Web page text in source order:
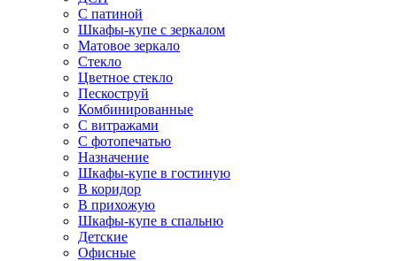
С патиной
Шкафы-купе с зеркалом
Матовое зеркало
Стекло
Цветное стекло
Пескоструй
Комбинированные
С витражами
С фотопечатью
Назначение
Шкафы-купе в гостиную
В коридор
В прихожую
Шкафы-купе в спальню
Детские
Офисные